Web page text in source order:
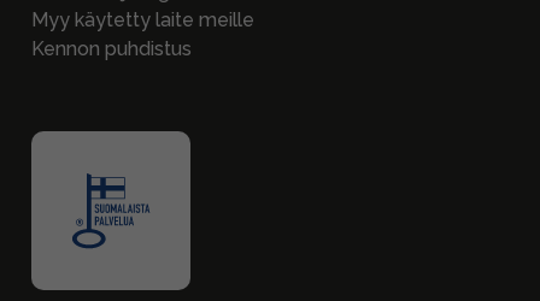
Myy käytetty laite meille
Kennon puhdistus